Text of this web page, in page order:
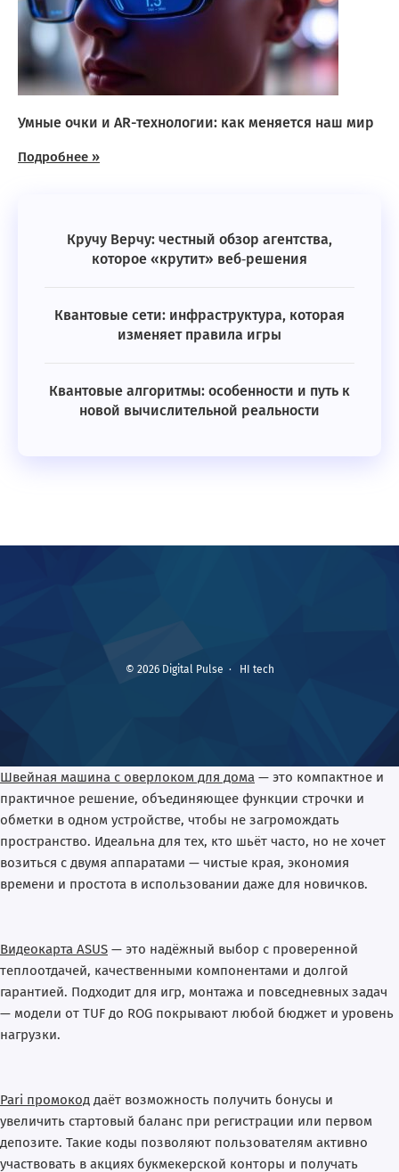
Умные очки и AR-технологии: как меняется наш мир
Подробнее »
Кручу Верчу: честный обзор агентства,
которое «крутит» веб‑решения
Квантовые сети: инфраструктура, которая
изменяет правила игры
Квантовые алгоритмы: особенности и путь к
новой вычислительной реальности
© 2026 Digital Pulse · HI tech
Швейная машина с оверлоком для дома — это компактное и
практичное решение, объединяющее функции строчки и
обметки в одном устройстве, чтобы не загромождать
пространство. Идеальна для тех, кто шьёт часто, но не хочет
возиться с двумя аппаратами — чистые края, экономия
времени и простота в использовании даже для новичков.
Видеокарта ASUS — это надёжный выбор с проверенной
теплоотдачей, качественными компонентами и долгой
гарантией. Подходит для игр, монтажа и повседневных задач
— модели от TUF до ROG покрывают любой бюджет и уровень
нагрузки.
Pari промокод даёт возможность получить бонусы и
увеличить стартовый баланс при регистрации или первом
депозите. Такие коды позволяют пользователям активно
участвовать в акциях букмекерской конторы и получать